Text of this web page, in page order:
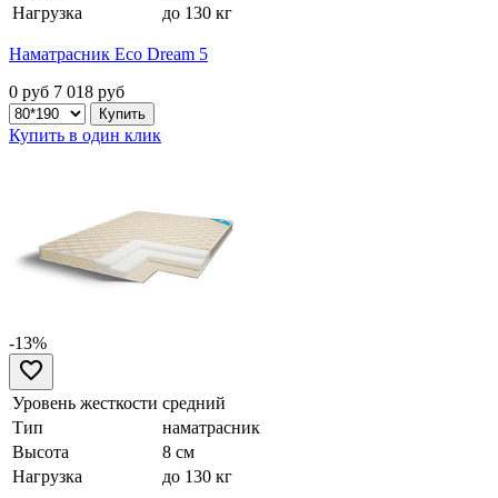
Нагрузка
до 130 кг
Наматрасник Eco Dream 5
0 руб 7 018 руб
Купить в один клик
-13%
Уровень жесткости средний
Тип
наматрасник
Высота
8 см
Нагрузка
до 130 кг